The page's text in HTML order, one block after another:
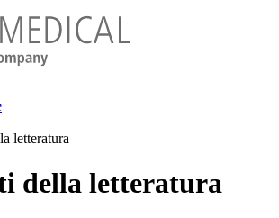
letteratura
della letteratura